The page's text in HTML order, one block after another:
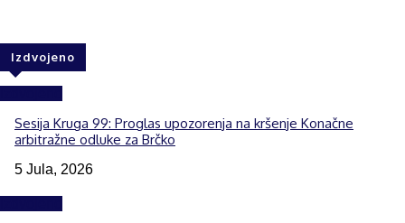
Izdvojeno
Sesija Kruga 99: Proglas upozorenja na kršenje Konačne
arbitražne odluke za Brčko
5 Jula, 2026